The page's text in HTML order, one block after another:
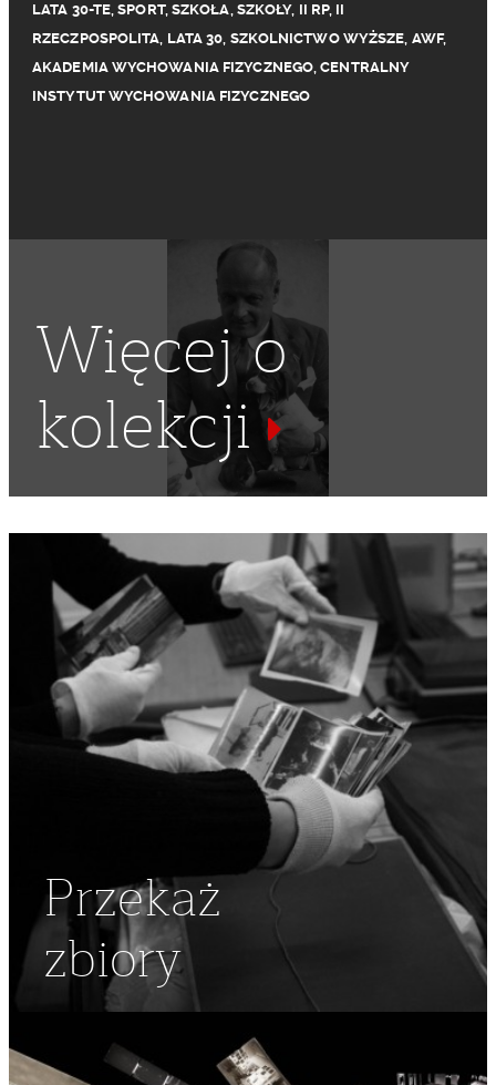
LATA 30-TE,SPORT, SZKOŁA, SZKOŁY, II RP, II
RZECZPOSPOLITA, LATA 30, SZKOLNICTWO WYŻSZE, AWF,
AKADEMIA WYCHOWANIA FIZYCZNEGO,CENTRALNY
INSTYTUT WYCHOWANIA FIZYCZNEGO
Więcej o
kolekcji
Przekaż
zbiory